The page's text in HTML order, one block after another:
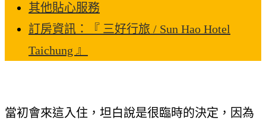
其他貼心服務
訂房資訊：『 三好行旅 / Sun Hao Hotel
Taichung 』
當初會來這入住，坦白說是很臨時的決定，因為